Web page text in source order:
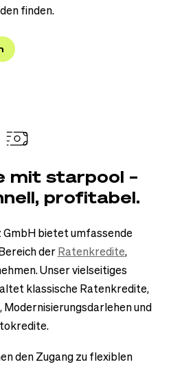
finden.
mit starpool –
profitabel.
bietet umfassende
derRatenkredite,
Unser vielseitiges
klassische Ratenkredite,
Modernisierungsdarlehen und
den Zugang zu flexiblen